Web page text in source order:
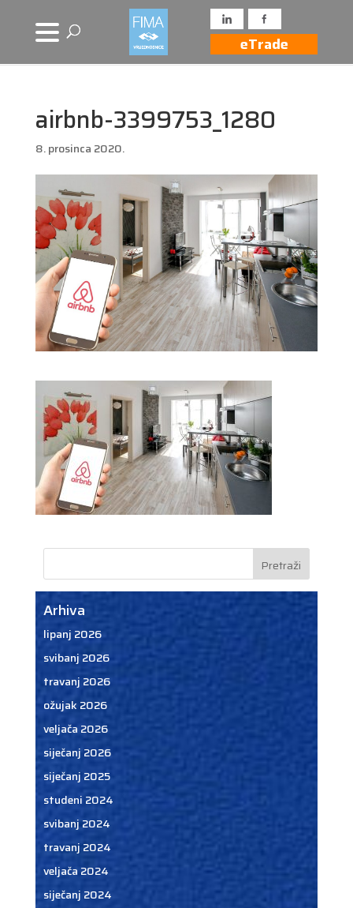
eTrade
airbnb-3399753_1280
8. prosinca 2020.
Arhiva
lipanj 2026
svibanj 2026
travanj 2026
ožujak 2026
veljača 2026
siječanj 2026
siječanj 2025
studeni 2024
svibanj 2024
travanj 2024
veljača 2024
siječanj 2024